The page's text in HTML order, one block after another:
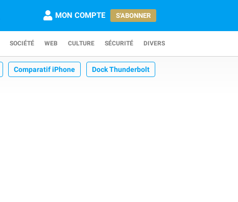
MON COMPTE S'ABONNER
SOCIÉTÉ WEB CULTURE SÉCURITÉ DIVERS
Comparatif iPhone Dock Thunderbolt